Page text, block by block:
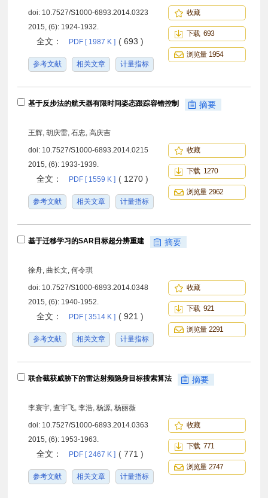
doi: 10.7527/S1000-6893.2014.0323
2015, (6): 1924-1932.
全文： PDF [ 1987 K ] ( 693 )
参考文献 相关文章 计量指标
收藏
下载 693
浏览量 1954
基于反步法的航天器有限时间姿态跟踪容错控制 摘要
王辉, 胡庆雷, 石忠, 高庆吉
doi: 10.7527/S1000-6893.2014.0215
2015, (6): 1933-1939.
全文： PDF [ 1559 K ] ( 1270 )
参考文献 相关文章 计量指标
收藏
下载 1270
浏览量 2962
基于迁移学习的SAR目标超分辨重建 摘要
徐舟, 曲长文, 何令琪
doi: 10.7527/S1000-6893.2014.0348
2015, (6): 1940-1952.
全文： PDF [ 3514 K ] ( 921 )
参考文献 相关文章 计量指标
收藏
下载 921
浏览量 2291
联合截获威胁下的雷达射频隐身目标搜索算法 摘要
李寰宇, 查宇飞, 李浩, 杨源, 杨丽薇
doi: 10.7527/S1000-6893.2014.0363
2015, (6): 1953-1963.
全文： PDF [ 2467 K ] ( 771 )
参考文献 相关文章 计量指标
收藏
下载 771
浏览量 2747